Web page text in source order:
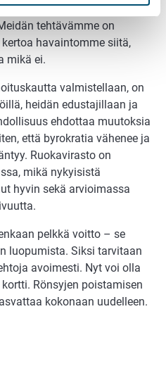
eikä ohjaa
tehtävämme on
havaintomme siitä,
mikä ei.
valmistellaan, on
heidän edustajillaan ja
ehdottaa muutoksia
että byrokratia vähenee ja
Ruokavirasto on
mikä nykyisistä
hyvin sekä arvioimassa
pelkkä voitto – se
luopumista. Siksi tarvitaan
avoimesti. Nyt voi olla
Rönsyjen poistamisen
kokonaan uudelleen.